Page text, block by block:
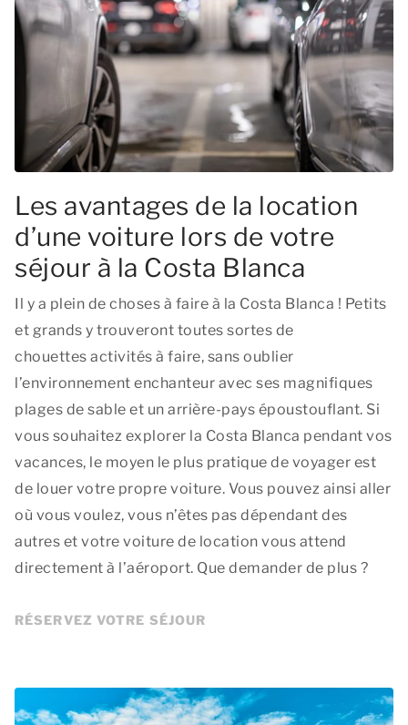
Les avantages de la location
d’une voiture lors de votre
séjour à la Costa Blanca
Il y a plein de choses à faire à la Costa Blanca ! Petits
et grands y trouveront toutes sortes de
chouettes activités à faire, sans oublier
l’environnement enchanteur avec ses magnifiques
plages de sable et un arrière-pays époustouflant. Si
vous souhaitez explorer la Costa Blanca pendant vos
vacances, le moyen le plus pratique de voyager est
de louer votre propre voiture. Vous pouvez ainsi aller
où vous voulez, vous n’êtes pas dépendant des
autres et votre voiture de location vous attend
directement à l’aéroport. Que demander de plus ?
RÉSERVEZ VOTRE SÉJOUR